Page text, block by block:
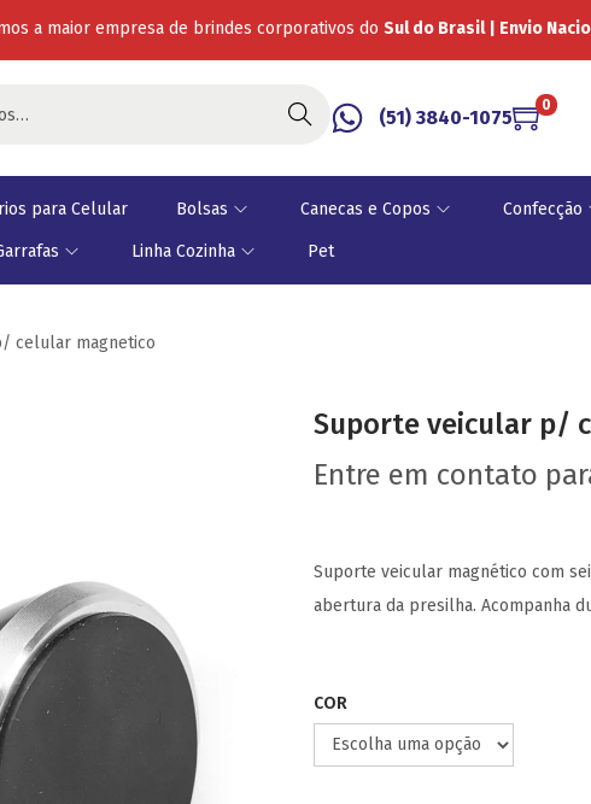
a maior empresa de brindes corporativos do Sul do Brasil | Envio
Buscar (51) 3840-1075
0
para Celular Bolsas Canecas e Copos Confecção
Linha Cozinha Pet
celular magnetico
Suporte veicular p/
Entre em contato
Suporte veicular magnético com
abertura da presilha. Acompanha
COR